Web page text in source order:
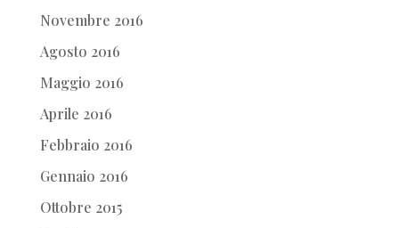
Novembre 2016
Agosto 2016
Maggio 2016
Aprile 2016
Febbraio 2016
Gennaio 2016
Ottobre 2015